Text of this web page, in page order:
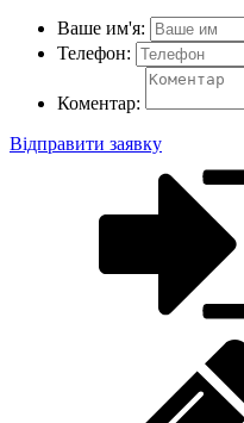
Ваше им'я:
Телефон:
Коментар:
Відправити заявку